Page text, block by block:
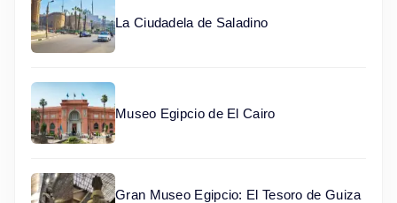
La Ciudadela de Saladino
Museo Egipcio de El Cairo
Gran Museo Egipcio: El Tesoro de Guiza